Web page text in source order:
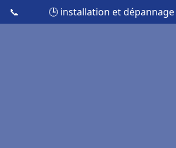
📞 🕒 installation et dépannage